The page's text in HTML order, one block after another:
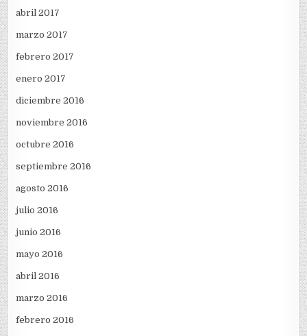
abril 2017
marzo 2017
febrero 2017
enero 2017
diciembre 2016
noviembre 2016
octubre 2016
septiembre 2016
agosto 2016
julio 2016
junio 2016
mayo 2016
abril 2016
marzo 2016
febrero 2016